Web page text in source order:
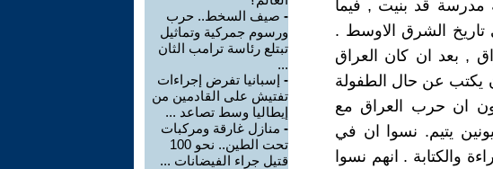
قد بنيت , فيما
الشرق الاوسط .
, بعد ان كان العراق
يكتب عن حال الطفولة
ان حرب العراق مع
يتيم. نسوا ان في
والكتابة . انهم نسوا
- صيف السخط.. حرب
ورسوم جمركية وتماثيل
تبتلع رئاسة ترامب الثان
...
- إسبانيا تفرض إجراءات
تفتيش على القادمين من
إيطاليا وسط تصاعد ...
- منازل غارقة ومركبات
تحت الطين.. نحو 100
قتيل جراء الفيضانات ...